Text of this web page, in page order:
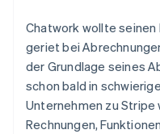
Chatwork wollte
geriet bei
der Grundlage seines
schon bald in
Unternehmen zu
Rechnungen,